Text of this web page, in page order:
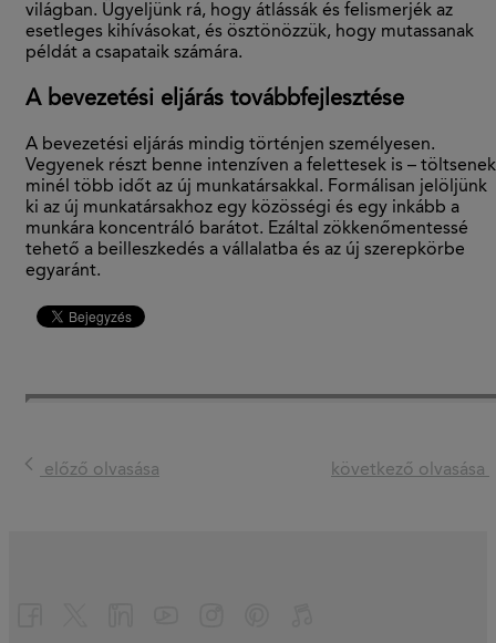
világban. Ügyeljünk rá, hogy átlássák és felismerjék az
esetleges kihívásokat, és ösztönözzük, hogy mutassanak
példát a csapataik számára.
A bevezetési eljárás továbbfejlesztése
A bevezetési eljárás mindig történjen személyesen.
Vegyenek részt benne intenzíven a felettesek is – töltsenek
minél több időt az új munkatársakkal. Formálisan jelöljünk
ki az új munkatársakhoz egy közösségi és egy inkább a
munkára koncentráló barátot. Ezáltal zökkenőmentessé
tehető a beilleszkedés a vállalatba és az új szerepkörbe
egyaránt.
előző olvasása következő olvasása